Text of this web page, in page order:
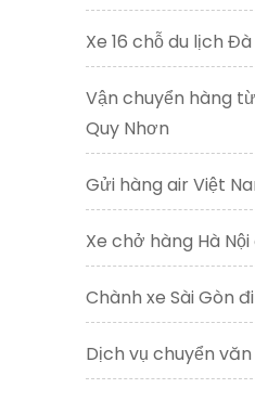
Xe 16 chỗ du lịch
Vận chuyển hàng
Quy Nhơn
Gửi hàng air Việt
Xe chở hàng Hà
Chành xe Sài Gòn
Dịch vụ chuyển